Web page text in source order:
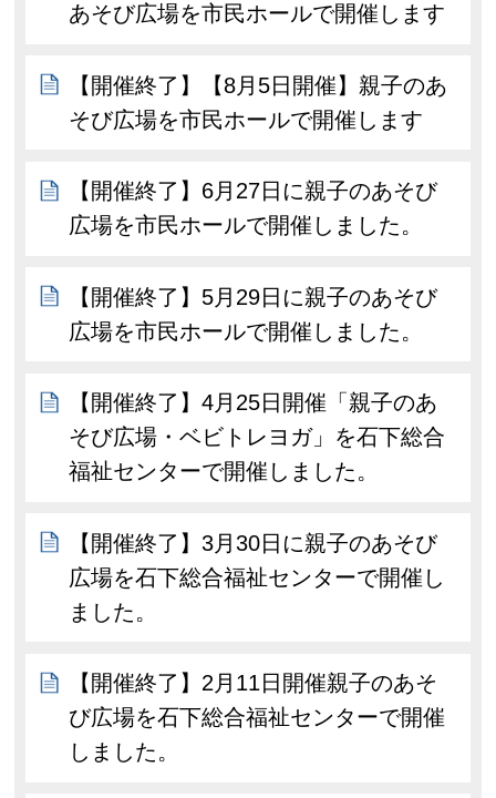
あそび広場を市民ホールで開催します
【開催終了】【8月5日開催】親子のあ
そび広場を市民ホールで開催します
【開催終了】6月27日に親子のあそび
広場を市民ホールで開催しました。
【開催終了】5月29日に親子のあそび
広場を市民ホールで開催しました。
【開催終了】4月25日開催「親子のあ
そび広場・ベビトレヨガ」を石下総合
福祉センターで開催しました。
【開催終了】3月30日に親子のあそび
広場を石下総合福祉センターで開催し
ました。
【開催終了】2月11日開催親子のあそ
び広場を石下総合福祉センターで開催
しました。